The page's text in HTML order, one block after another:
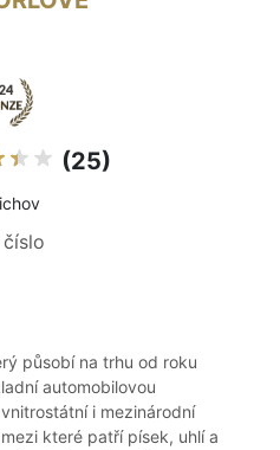
(25)
působí na trhu od roku
automobilovou
i mezinárodní
které patří písek, uhlí a